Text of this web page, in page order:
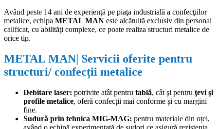
Având peste 14 ani de experienţă pe piaţa industrială a confecţiilor
metalice, echipa METAL MAN este alcătuită exclusiv din personal
calificat, cu abilităţi complexe, ce poate realiza structuri metalice de
orice tip.
METAL MAN| Servicii oferite pentru
structuri/ confecții metalice
Debitare laser: potrivite atât pentru tablă, cât şi pentru ţevi şi
profile metalice, oferă confecții mai conforme și cu margini
fine.
Sudură prin tehnica MIG-MAG: pentru materiale din oțel,
având o echipă experimentată de sudori ce asigură rezistenţa